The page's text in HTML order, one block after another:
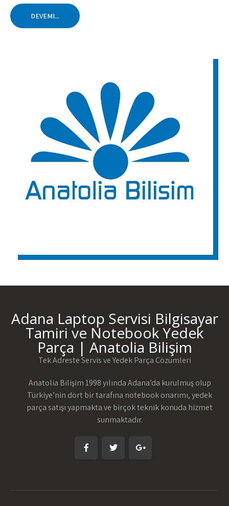
DEVEMI...
Adana Laptop Servisi Bilgisayar
Tamiri ve Notebook Yedek
Parça | Anatolia Bilişim
Tek Adreste Servis ve Yedek Parça Çözümleri
Anatolia Bilişim 1998 yılında Adana’da kurulmuş olup
Türkiye’nin dört bir tarafına notebook onarımı, yedek
parça satışı yapmakta ve birçok teknik konuda hizmet
sunmaktadır.